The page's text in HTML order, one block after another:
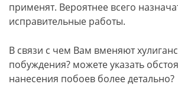
применят. Вероятнее всего
исправительные работы.
В связи с чем Вам вменяют
побуждения? можете указать
нанесения побоев более детально?